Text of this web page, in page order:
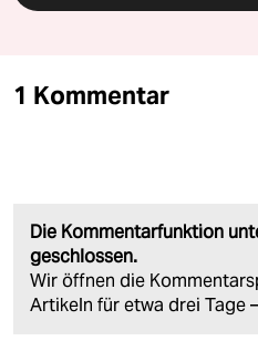
1 Kommentar
Die Kommentarfunktion
geschlossen.
Wir öffnen die
Artikeln für etwa drei Tage –